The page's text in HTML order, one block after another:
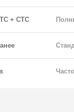
+ СТС